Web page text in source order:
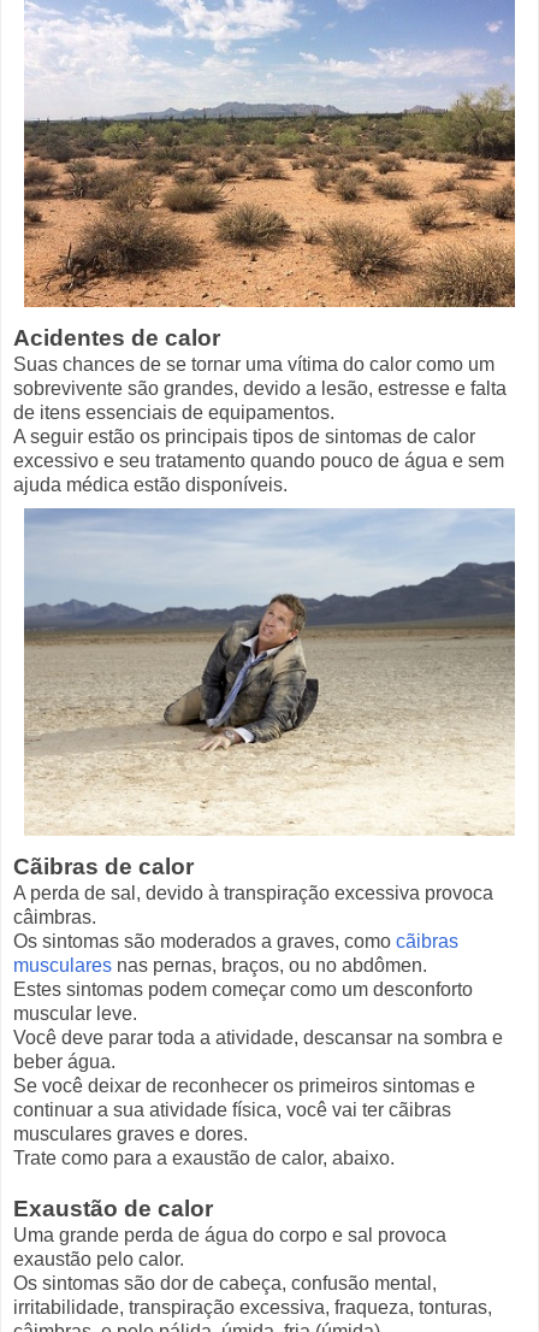
Acidentes de calor
Suas chances de se tornar uma vítima do calor como um
sobrevivente são grandes, devido a lesão, estresse e falta
de itens essenciais de equipamentos.
A seguir estão os principais tipos de sintomas de calor
excessivo e seu tratamento quando pouco de água e sem
ajuda médica estão disponíveis.
Cãibras de calor
A perda de sal, devido à transpiração excessiva provoca
câimbras.
Os sintomas são moderados a graves, como cãibras
musculares nas pernas, braços, ou no abdômen.
Estes sintomas podem começar como um desconforto
muscular leve.
Você deve parar toda a atividade, descansar na sombra e
beber água.
Se você deixar de reconhecer os primeiros sintomas e
continuar a sua atividade física, você vai ter cãibras
musculares graves e dores.
Trate como para a exaustão de calor, abaixo.
Exaustão de calor
Uma grande perda de água do corpo e sal provoca
exaustão pelo calor.
Os sintomas são dor de cabeça, confusão mental,
irritabilidade, transpiração excessiva, fraqueza, tonturas,